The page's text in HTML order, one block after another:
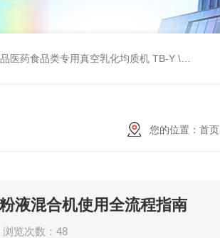
医药食品类专用真空乳化均质机 TB-Y \TB-SSID全自动圆瓶罐贴标机
您的位置： 首页
液混合机使用全流程指南
浏览次数：48